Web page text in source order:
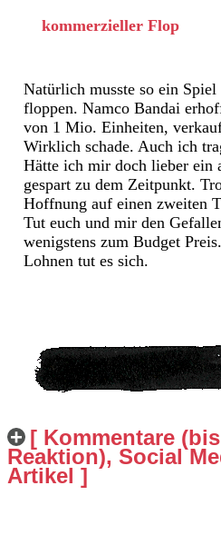
kommerzieller Flop
Natürlich musste so ein
floppen. Namco Bandai
von 1 Mio. Einheiten,
Wirklich schade. Auch ich
Hätte ich mir doch lieber ein
gespart zu dem Zeitpunkt.
Hoffnung auf einen zweiten
Tut euch und mir den
wenigstens zum Budget Preis.
Lohnen tut es sich.
[ Kommentare
Reaktion), Social
Artikel ]